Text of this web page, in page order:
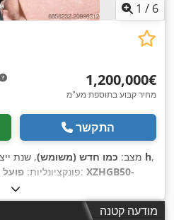
1 / 6
‏1,200,000 ‏€
מחיר קבוע בתוספת מע"מ
התקשר
מצב: כמו חדש (משומש), שנת 5,500 h,
פונקציונליות:, מספר מכונה/רכב: XZHGB50-
מודעה קטנה